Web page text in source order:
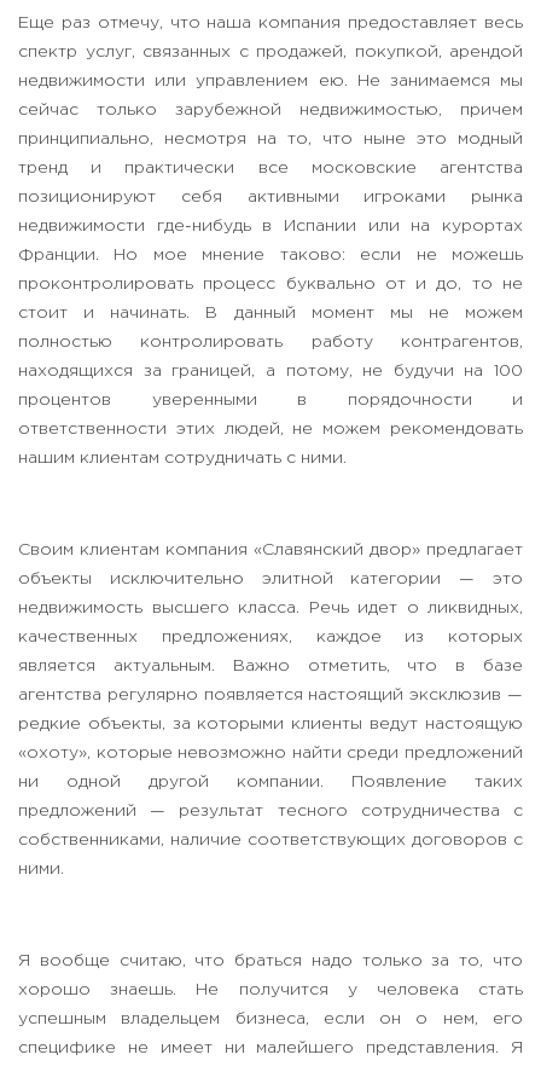
Еще раз отмечу, что наша компания предоставляет весь
спектр услуг, связанных с продажей, покупкой, арендой
недвижимости или управлением ею. Не занимаемся мы
сейчас только зарубежной недвижимостью, причем
принципиально, несмотря на то, что ныне это модный
тренд и практически все московские агентства
позиционируют себя активными игроками рынка
недвижимости где-нибудь в Испании или на курортах
Франции. Но мое мнение таково: если не можешь
проконтролировать процесс буквально от и до, то не
стоит и начинать. В данный момент мы не можем
полностью контролировать работу контрагентов,
находящихся за границей, а потому, не будучи на 100
процентов уверенными в порядочности и
ответственности этих людей, не можем рекомендовать
нашим клиентам сотрудничать с ними.
Своим клиентам компания «Славянский двор» предлагает
объекты исключительно элитной категории — это
недвижимость высшего класса. Речь идет о ликвидных,
качественных предложениях, каждое из которых
является актуальным. Важно отметить, что в базе
агентства регулярно появляется настоящий эксклюзив —
редкие объекты, за которыми клиенты ведут настоящую
«охоту», которые невозможно найти среди предложений
ни одной другой компании. Появление таких
предложений — результат тесного сотрудничества с
собственниками, наличие соответствующих договоров с
ними.
Я вообще считаю, что браться надо только за то, что
хорошо знаешь. Не получится у человека стать
успешным владельцем бизнеса, если он о нем, его
специфике не имеет ни малейшего представления. Я